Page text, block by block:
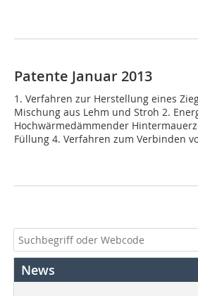
Patente Januar 2013
1. Verfahren zur Herstellung eines
Mischung aus Lehm und Stroh 2.
Hochwärmedämmender
Füllung 4. Verfahren zum Verbinden
News